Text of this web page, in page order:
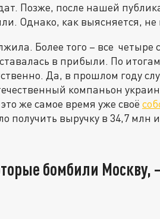
Позже, после нашей
Однако, как выясняется, не
Более того – все четыре
в прибыли. По
Да, в прошлом году
компаньон
же самое время уже своё
получить выручку в 34,7 млн
бомбили Москву,